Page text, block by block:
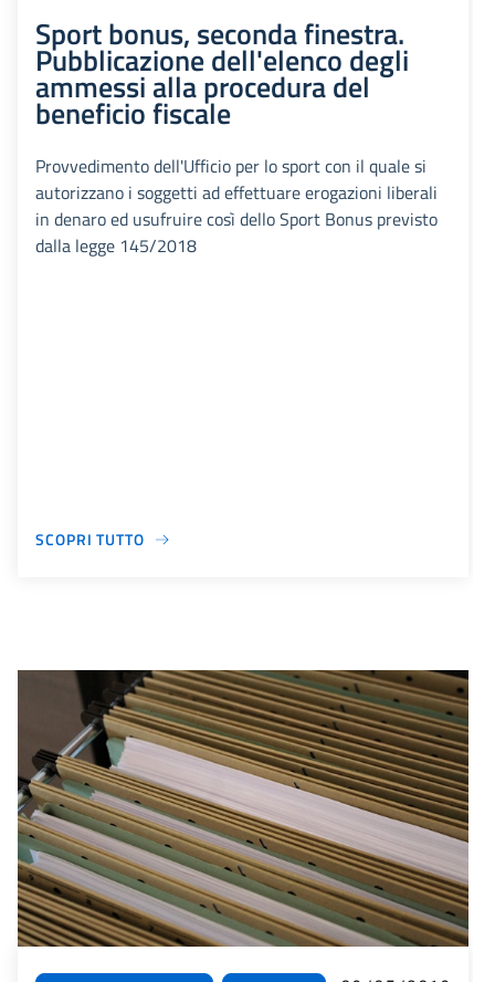
Sport bonus, seconda finestra.
Pubblicazione dell'elenco degli
ammessi alla procedura del
beneficio fiscale
Provvedimento dell'Ufficio per lo sport con il quale si
autorizzano i soggetti ad effettuare erogazioni liberali
in denaro ed usufruire così dello Sport Bonus previsto
dalla legge 145/2018
SCOPRI TUTTO